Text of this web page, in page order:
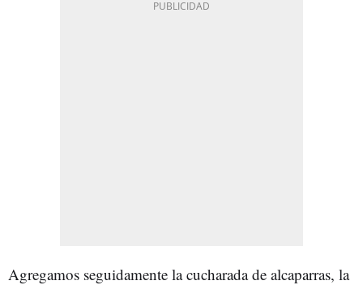
Agregamos seguidamente la cucharada de alcaparras, la